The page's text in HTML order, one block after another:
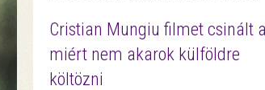
Cristian Mungiu filmet csinált
miért nem akarok külföldre
költözni